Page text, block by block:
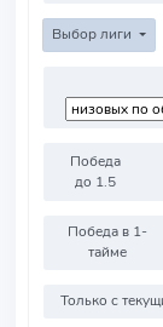
Выбор лиги
Победа
до 1.5
Победа в 1-
тайме
Только с